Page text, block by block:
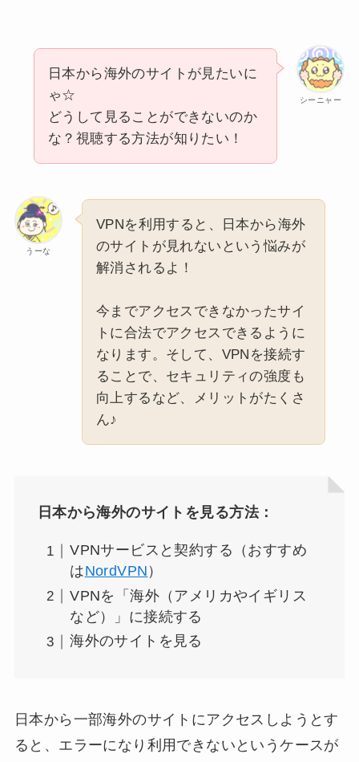
シーニャー
日本から海外のサイトが見たいに
ゃ☆
どうして見ることができないのか
な？視聴する方法が知りたい！
うーな
VPNを利用すると、日本から海外
のサイトが見れないという悩みが
解消されるよ！
今までアクセスできなかったサイ
トに合法でアクセスできるように
なります。そして、VPNを接続す
ることで、セキュリティの強度も
向上するなど、メリットがたくさ
ん♪
日本から海外のサイトを見る方法：
VPNサービスと契約する（おすすめ
はNordVPN ）
VPNを「海外（アメリカやイギリス
など）」に接続する
海外のサイトを見る
日本から一部海外のサイトにアクセスしようとす
ると、エラーになり利用できないというケースが